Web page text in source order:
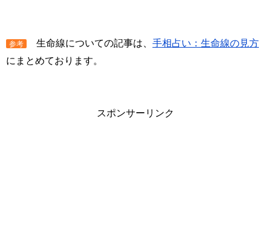
参考 生命線についての記事は、 手相占い：生命線の見方
にまとめております。
スポンサーリンク